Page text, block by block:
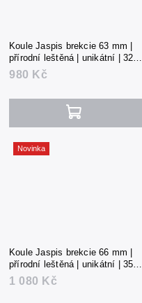
Koule Jaspis brekcie 63 mm |
přírodní leštěná | unikátní | 325 g
| Čína
980 Kč
Novinka
Koule Jaspis brekcie 66 mm |
přírodní leštěná | unikátní | 357 g
| Čína
1 080 Kč